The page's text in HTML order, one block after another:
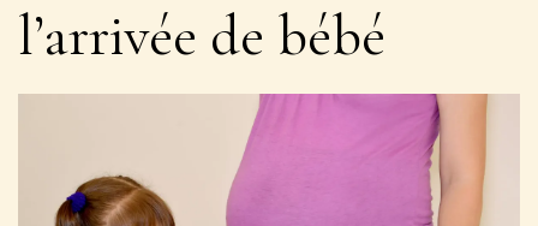
l’arrivée de bébé